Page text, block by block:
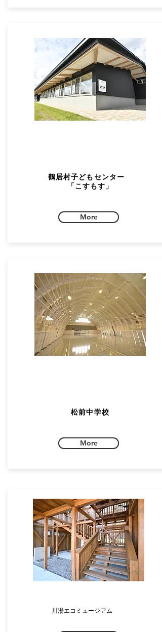
鶴居村子どもセンター
「こすもす」
More
松前中学校
More
川湯エコミュージアム